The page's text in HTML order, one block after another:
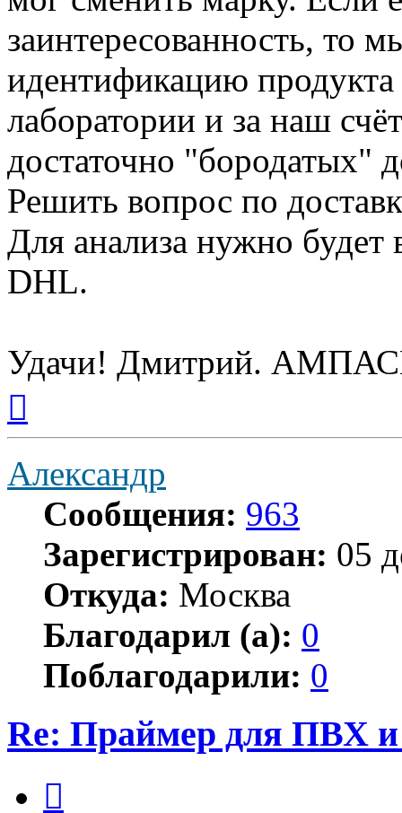
заинтересованность, то
идентификацию
лаборатории и за наш
достаточно "бородатых"
Решить вопрос по
Для анализа нужно
DHL.
Удачи! Дмитрий.
началу
Александр
Сообщения: 963
Зарегистрирован: 05
Откуда: Москва
Благодарил (а): 0
Поблагодарили: 0
Re: Праймер для ПВХ